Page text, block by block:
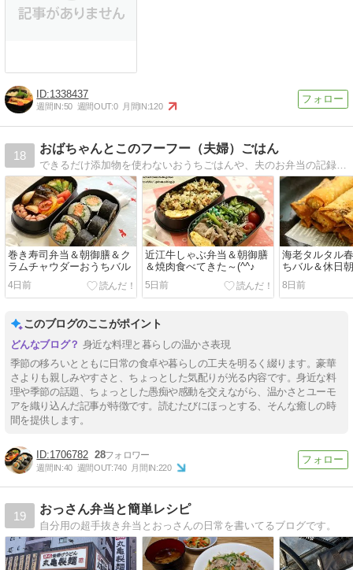
1338437
週間IN:50 週間OUT:0 月間IN:120
18
おばちゃんとこのフーフー（夫婦）ごはん
できるだけ添加物を使わないおうちごはんや、夫のお弁当の記録です。湯気のたつ料理を、ふたりで、フーフーしながら楽しい食卓を囲みたいと言う意味のブログ名です。
巻き寿司弁当＆朝御膳＆ク
ラムチャウダーおうちバル
4日前
近江牛しゃぶ弁当＆朝御膳
＆焼肉食べてきた～(^^♪
5日前
海老タルタル
ちバル＆休日
8日前
このブログのここがポイント
身近な料理と暮らしの温かさ表現
季節の移ろいとともに日常の食卓や暮らしの工夫を明るく綴ります。豪華
さよりも親しみやすさと、ちょっとした気配りが光る内容です。身近な料
理や季節の話題、ちょっとした愚痴や感動を交えながら、温かさとユーモ
アを織り込んだ記事が特徴です。読むたびにほっとする、そんな癒しの時
間を提供します。
1706782 28
週間IN:40 週間OUT:740 月間IN:220
19
おっさん弁当と簡単レシピ
自分用の超手抜き弁当とおっさんの日常を書いてるブログです。